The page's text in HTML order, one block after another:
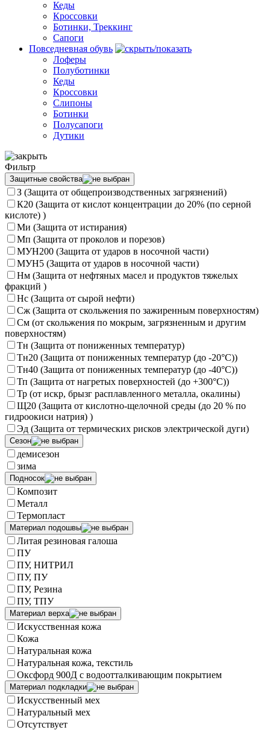
Кеды
Кроссовки
Ботинки, Треккинг
Сапоги
Повседневная обувь
Лоферы
Полуботинки
Кеды
Кроссовки
Слипоны
Ботинки
Полусапоги
Дутики
Фильтр
Защитные свойства
З (Защита от общепроизводственных загрязнений)
К20 (Защита от кислот концентрации до 20% (по серной
кислоте) )
Ми (Защита от истирания)
Мп (Защита от проколов и порезов)
МУН200 (Защита от ударов в носочной части)
МУН5 (Защита от ударов в носочной части)
Нм (Защита от нефтяных масел и продуктов тяжелых
фракций )
Нс (Защита от сырой нефти)
Сж (Защита от скольжения по зажиренным поверхностям)
См (от скольжения по мокрым, загрязненным и другим
поверхностям)
Тн (Защита от пониженных температур)
Тн20 (Защита от пониженных температур (до -20°С))
Тн40 (Защита от пониженных температур (до -40°С))
Тп (Защита от нагретых поверхностей (до +300°С))
Тр (от искр, брызг расплавленного металла, окалины)
Щ20 (Защита от кислотно-щелочной среды (до 20 % по
гидроокиси натрия) )
Эд (Защита от термических рисков электрической дуги)
Сезон
демисезон
зима
Подносок
Композит
Металл
Термопласт
Материал подошвы
Литая резиновая галоша
ПУ
ПУ, НИТРИЛ
ПУ, ПУ
ПУ, Резина
ПУ, ТПУ
Материал верха
Искусственная кожа
Кожа
Натуральная кожа
Натуральная кожа, текстиль
Оксфорд 900Д с водоотталкивающим покрытием
Материал подкладки
Искусственный мех
Натуральный мех
Отсутствует